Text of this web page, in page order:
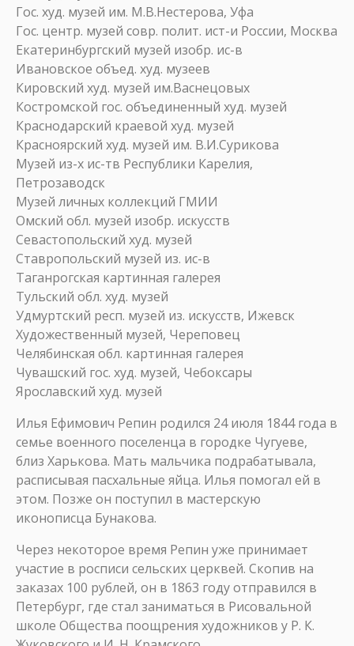
Гос. худ. музей им. М.В.Нестерова, Уфа
Гос. центр. музей совр. полит. ист-и России, Москва
Екатеринбургский музей изобр. ис-в
Ивановское объед. худ. музеев
Кировский худ. музей им.Васнецовых
Костромской гос. объединенный худ. музей
Краснодарский краевой худ. музей
Красноярский худ. музей им. В.И.Сурикова
Музей из-х ис-тв Республики Карелия,
Петрозаводск
Музей личных коллекций ГМИИ
Омский обл. музей изобр. искусств
Севастопольский худ. музей
Ставропольский музей из. ис-в
Таганрогская картинная галерея
Тульский обл. худ. музей
Удмуртский респ. музей из. искусств, Ижевск
Художественный музей, Череповец
Челябинская обл. картинная галерея
Чувашский гос. худ. музей, Чебоксары
Ярославский худ. музей
Илья Ефимович Репин родился 24 июля 1844 года в
семье военного поселенца в городке Чугуеве,
близ Харькова. Мать мальчика подрабатывала,
расписывая пасхальные яйца. Илья помогал ей в
этом. Позже он поступил в мастерскую
иконописца Бунакова.
Через некоторое время Репин уже принимает
участие в росписи сельских церквей. Скопив на
заказах 100 рублей, он в 1863 году отправился в
Петербург, где стал заниматься в Рисовальной
школе Общества поощрения художников у Р. К.